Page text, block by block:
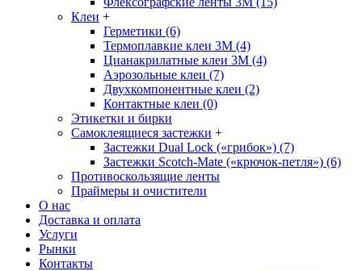
Клеи +
Герметики (6)
Термоплавкие клеи 3М (4)
Цианакрилатные клеи 3М (4)
Аэрозольные клеи (7)
Двухкомпонентные клеи (2)
Контактные клеи (0)
Этикетки и бирки
Самоклеящиеся застежки +
Застежки Dual Lock («грибок») (7)
Застежки Scotch-Mate («крючок-петля») (6)
Противоскользящие ленты
Праймеры и очистители
О нас
Доставка и оплата
Услуги
Рынки
Контакты